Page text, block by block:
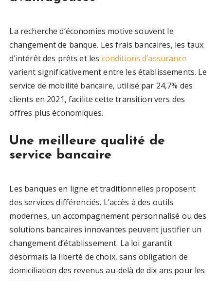
La recherche d’économies motive souvent le
changement de banque. Les frais bancaires, les taux
d’intérêt des prêts et les conditions d’assurance
varient significativement entre les établissements. Le
service de mobilité bancaire, utilisé par 24,7% des
clients en 2021, facilite cette transition vers des
offres plus économiques.
Une meilleure qualité de
service bancaire
Les banques en ligne et traditionnelles proposent
des services différenciés. L’accès à des outils
modernes, un accompagnement personnalisé ou des
solutions bancaires innovantes peuvent justifier un
changement d’établissement. La loi garantit
désormais la liberté de choix, sans obligation de
domiciliation des revenus au-delà de dix ans pour les